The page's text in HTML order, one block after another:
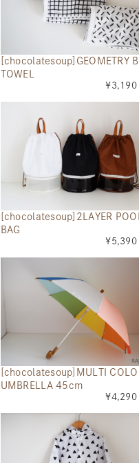
[chocolatesoup]GEOMETRY
TOWEL
¥3,190
[chocolatesoup]2LAYER
BAG
¥5,390
[chocolatesoup]MULTI
UMBRELLA 45cm
¥4,290